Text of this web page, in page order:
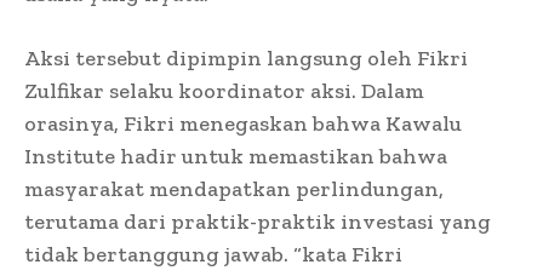
Aksi tersebut dipimpin langsung oleh Fikri
Zulfikar selaku koordinator aksi. Dalam
orasinya, Fikri menegaskan bahwa Kawalu
Institute hadir untuk memastikan bahwa
masyarakat mendapatkan perlindungan,
terutama dari praktik-praktik investasi yang
tidak bertanggung jawab. “kata Fikri